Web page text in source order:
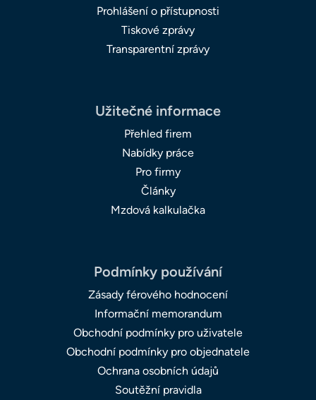
Prohlášení o přístupnosti
Tiskové zprávy
Transparentní zprávy
Užitečné informace
Přehled firem
Nabídky práce
Pro firmy
Články
Mzdová kalkulačka
Podmínky používání
Zásady férového hodnocení
Informační memorandum
Obchodní podmínky pro uživatele
Obchodní podmínky pro objednatele
Ochrana osobních údajů
Soutěžní pravidla